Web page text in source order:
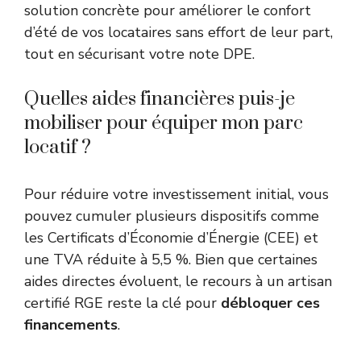
solution concrète pour améliorer le confort
d’été de vos locataires sans effort de leur part,
tout en sécurisant votre note DPE.
Quelles aides financières puis-je
mobiliser pour équiper mon parc
locatif ?
Pour réduire votre investissement initial, vous
pouvez cumuler plusieurs dispositifs comme
les Certificats d’Économie d’Énergie (CEE) et
une TVA réduite à 5,5 %. Bien que certaines
aides directes évoluent, le recours à un artisan
certifié RGE reste la clé pour débloquer ces
financements.